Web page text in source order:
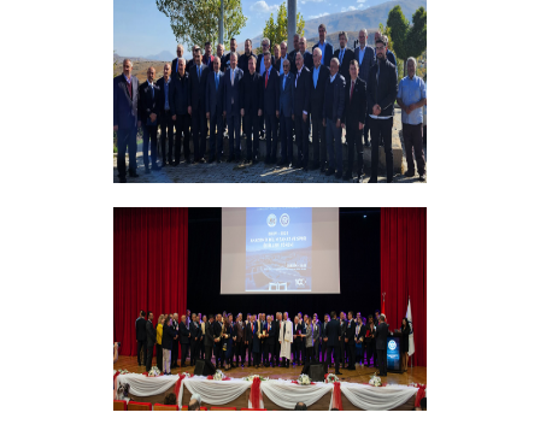
+
Vakıf Yönetim Kurulumuz Erzincan
Kemah'da Bir Takım Ziyaretlerde
+